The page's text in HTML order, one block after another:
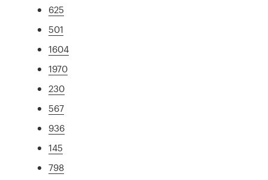
625
501
1604
1970
230
567
936
145
798